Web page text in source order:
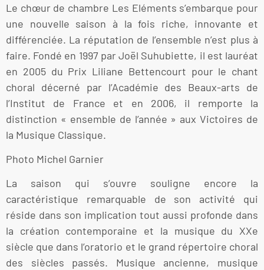
Le chœur de chambre Les Eléments s’embarque pour
une nouvelle saison à la fois riche, innovante et
différenciée. La réputation de l’ensemble n’est plus à
faire. Fondé en 1997 par Joël Suhubiette, il est lauréat
en 2005 du Prix Liliane Bettencourt pour le chant
choral décerné par l’Académie des Beaux-arts de
l’Institut de France et en 2006, il remporte la
distinction « ensemble de l’année » aux Victoires de
la Musique Classique.
Photo Michel Garnier
La saison qui s’ouvre souligne encore la
caractéristique remarquable de son activité qui
réside dans son implication tout aussi profonde dans
la création contemporaine et la musique du XXe
siècle que dans l’oratorio et le grand répertoire choral
des siècles passés. Musique ancienne, musique